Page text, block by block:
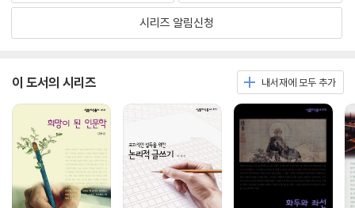
시리즈 알림신청
이 도서의 시리즈 내서재에 모두 추가